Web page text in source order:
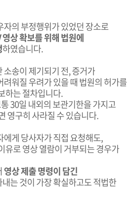
자의 부정행위가 있었던 장소로
상 확보를 위해 법원에
하였습니다.
소송이 제기되기 전, 증거가
워질 우려가 있을 때 법원의 허가를
하는 절차입니다.
30일 내외의 보관기한을 가지고
영구히 사라질 수 있습니다.
에게 당사자가 직접 요청해도,
유로 영상 열람이 거부되는 경우가
영상 제출 명령이 담긴
내는 것이 가장 확실하고도 적법한